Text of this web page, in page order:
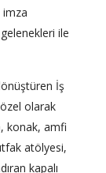
imza
ile
İş
olarak
konak, amfi
atölyesi,
kapalı